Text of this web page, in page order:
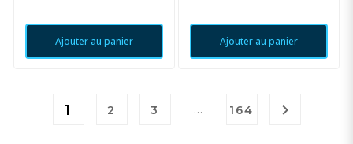
Ajouter au panier Ajouter au panier
1 2 3 … 164 